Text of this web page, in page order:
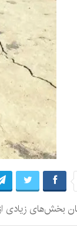
بخش‌های